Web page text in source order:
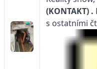
(KONTAKT) .
s ostatními